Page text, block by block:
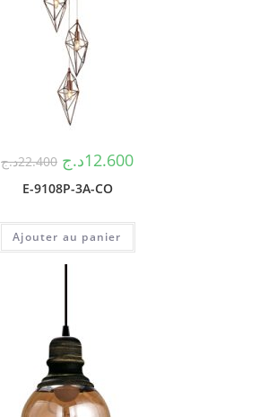
22.400د.ج 12.600د.ج
E-9108P-3A-CO
Ajouter au panier